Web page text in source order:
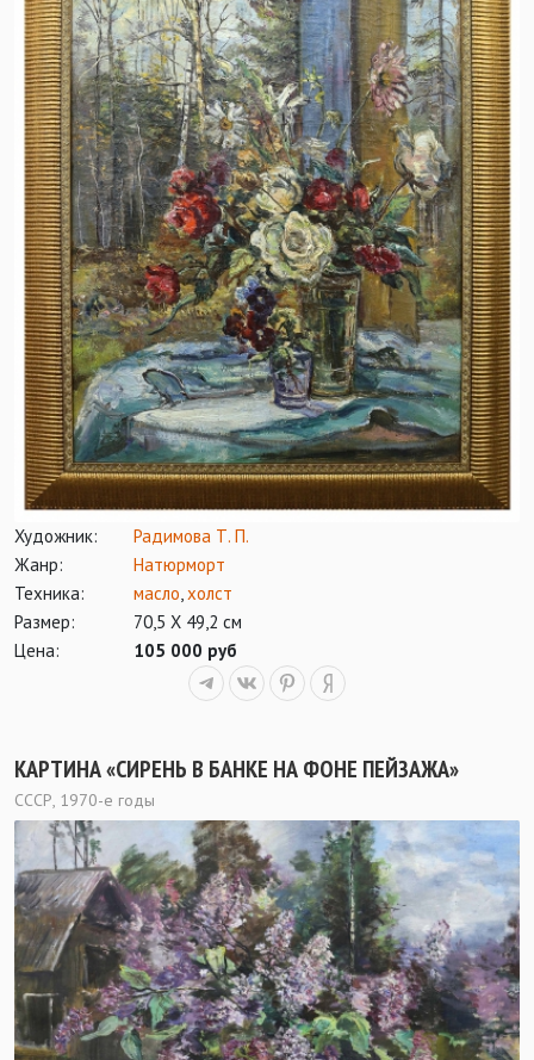
Художник:
Радимова Т. П.
Жанр:
Натюрморт
Техника:
масло,холст
Размер:
70,5 Х 49,2 см
Цена:
105 000 руб
КАРТИНА «СИРЕНЬ В БАНКЕ НА ФОНЕ ПЕЙЗАЖА»
СССР, 1970-е годы